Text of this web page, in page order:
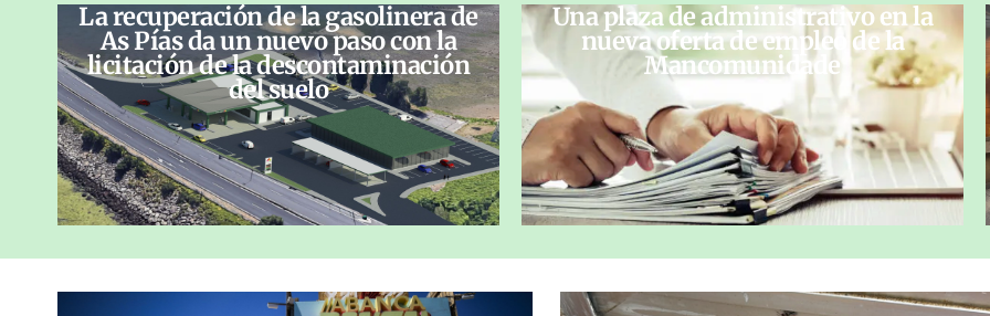
La recuperación de la gasolinera de
As Pías da un nuevo paso con la
licitación de la descontaminación
del suelo
Una plaza de administrativo en la
nueva oferta de empleo de la
Mancomunidade